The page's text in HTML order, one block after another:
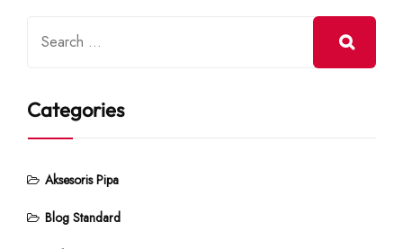
Categories
Aksesoris Pipa
Blog Standard